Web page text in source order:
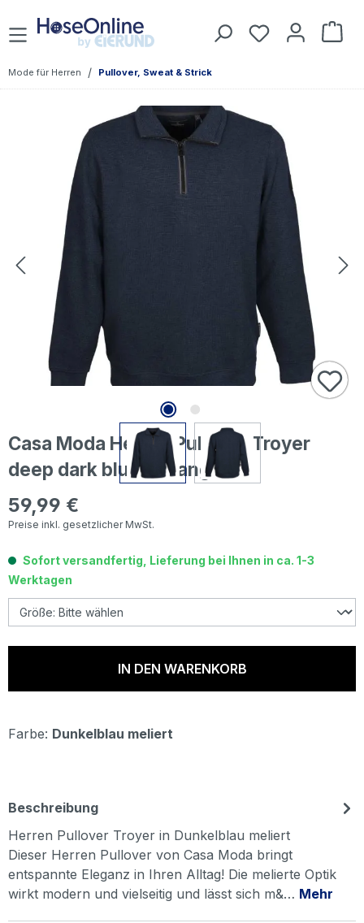
Zum Hauptinhalt springen Du hast 0
Mode für Herren / Pullover, Sweat & Strick
Bildergalerie überspringen
Casa Moda Herren Pullover Troyer
deep dark blue melange
Regulärer Preis:
59,99 €
Preise inkl. gesetzlicher MwSt.
Sofort versandfertig, Lieferung bei Ihnen in ca. 1-3
Werktagen
IN DEN WARENKORB
Farbe: Dunkelblau meliert
Beschreibung
Herren Pullover Troyer in Dunkelblau meliert
Dieser Herren Pullover von Casa Moda bringt
entspannte Eleganz in Ihren Alltag! Die melierte Optik
wirkt modern und vielseitig und lässt sich m&… Mehr